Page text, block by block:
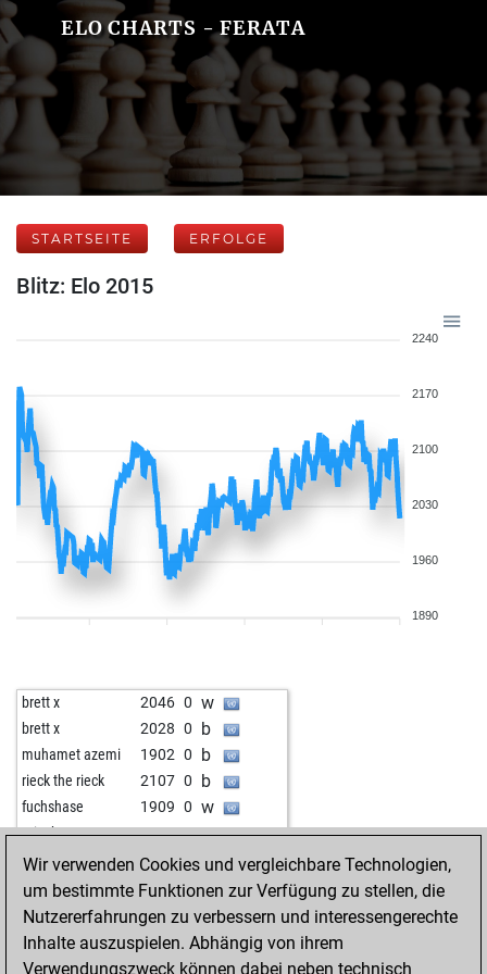
ELO CHARTS - FERATA
STARTSEITE ERFOLGE
Blitz: Elo 2015
2240
2170
2100
2030
1960
1890
brett x 2046 0 w
brett x 2028 0 b
muhamet azemi 1902 0 b
rieck the rieck 2107 0 b
fuchshase 1909 0 w
ario_barzan21 2198 1 w
ario_barzan21 2184 0 b
helenanovisadsad 2043 1 w
helenanovisadsad 2021 0 b
helenanovisadsad 2017 w
jmn2500 2059 1 w
Wir verwenden Cookies und vergleichbare Technologien,
um bestimmte Funktionen zur Verfügung zu stellen, die
Nutzererfahrungen zu verbessern und interessengerechte
Inhalte auszuspielen. Abhängig von ihrem
Verwendungszweck können dabei neben technisch